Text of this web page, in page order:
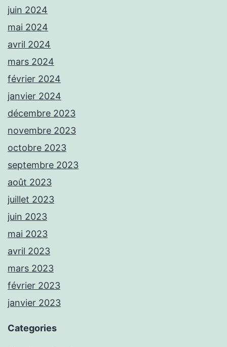
juin 2024
mai 2024
avril 2024
mars 2024
février 2024
janvier 2024
décembre 2023
novembre 2023
octobre 2023
septembre 2023
août 2023
juillet 2023
juin 2023
mai 2023
avril 2023
mars 2023
février 2023
janvier 2023
Categories